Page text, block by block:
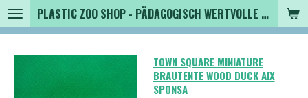
Zum
Hauptinhalt
PLASTIC ZOO SHOP - PÄDAGOGISCH WERTVOLLE SPIELZEUGTIERE , SAMMLER - TIERFIGUREN UND MEHR VON VINTAGE BIS MODERN
TOWN SQUARE MINIATURE
BRAUTENTE WOOD DUCK AIX
SPONSA